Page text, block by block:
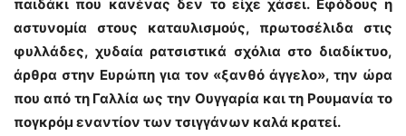
παιδάκι που κανένας δεν το είχε χάσει. Εφόδους η
αστυνομία στους καταυλισμούς, πρωτοσέλιδα στις
φυλλάδες, χυδαία ρατσιστικά σχόλια στο διαδίκτυο,
άρθρα στην Ευρώπη για τον «ξανθό άγγελο», την ώρα
που από τη Γαλλία ως την Ουγγαρία και τη Ρουμανία το
πογκρόμ εναντίον των τσιγγάνων καλά κρατεί.